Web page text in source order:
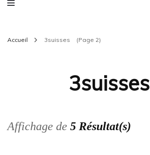
Accueil 3suisses (Page 2)
3suisses
Affichage de 5 Résultat(s)